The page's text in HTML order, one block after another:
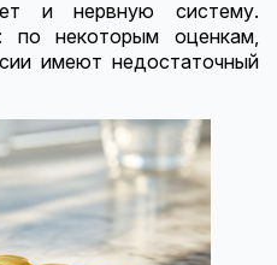
и нервную систему.
по некоторым оценкам,
имеют недостаточный